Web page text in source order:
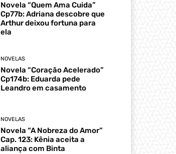
Novela “Quem Ama Cuida”
Cp77b: Adriana descobre que
Arthur deixou fortuna para
ela
NOVELAS
Novela “Coração Acelerado”
Cp174b: Eduarda pede
Leandro em casamento
NOVELAS
Novela “A Nobreza do Amor”
Cap. 123: Kênia aceita a
aliança com Binta